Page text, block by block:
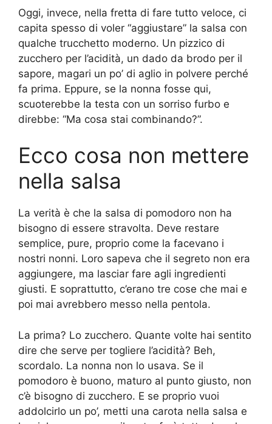
Oggi, invece, nella fretta di fare tutto veloce, ci
capita spesso di voler “aggiustare” la salsa con
qualche trucchetto moderno. Un pizzico di
zucchero per l’acidità, un dado da brodo per il
sapore, magari un po’ di aglio in polvere perché
fa prima. Eppure, se la nonna fosse qui,
scuoterebbe la testa con un sorriso furbo e
direbbe: “Ma cosa stai combinando?”.
Ecco cosa non mettere
nella salsa
La verità è che la salsa di pomodoro non ha
bisogno di essere stravolta. Deve restare
semplice, pure, proprio come la facevano i
nostri nonni. Loro sapeva che il segreto non era
aggiungere, ma lasciar fare agli ingredienti
giusti. E soprattutto, c’erano tre cose che mai e
poi mai avrebbero messo nella pentola.
La prima? Lo zucchero. Quante volte hai sentito
dire che serve per togliere l’acidità? Beh,
scordalo. La nonna non lo usava. Se il
pomodoro è buono, maturo al punto giusto, non
c’è bisogno di zucchero. E se proprio vuoi
addolcirlo un po’, metti una carota nella salsa e